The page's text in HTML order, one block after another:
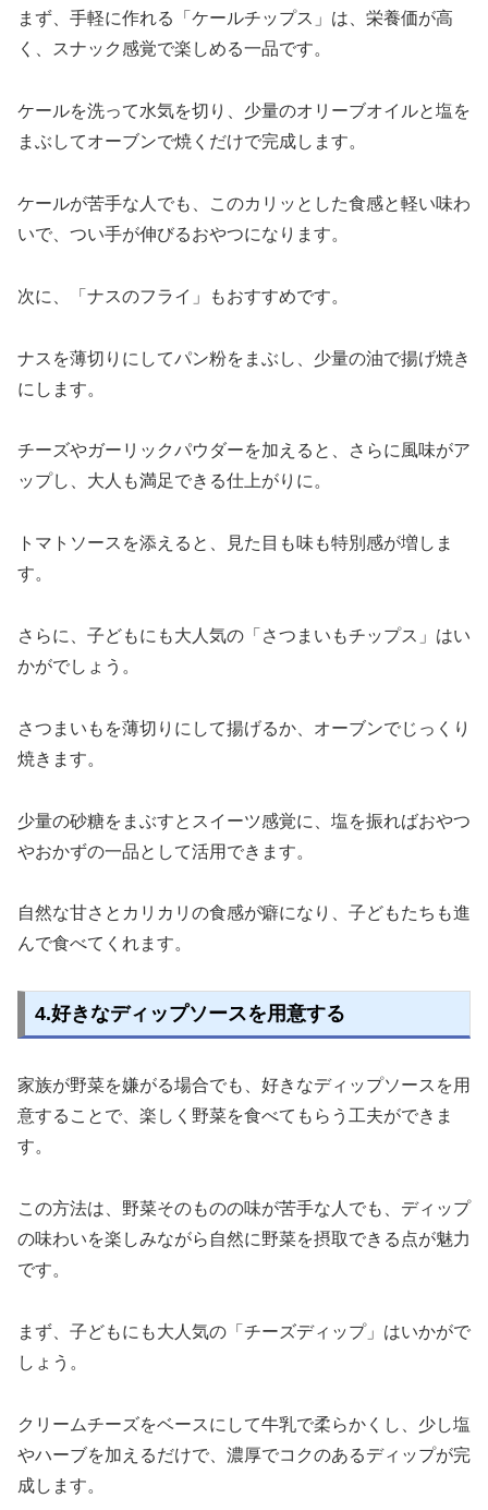
まず、手軽に作れる「ケールチップス」は、栄養価が高
く、スナック感覚で楽しめる一品です。
ケールを洗って水気を切り、少量のオリーブオイルと塩を
まぶしてオーブンで焼くだけで完成します。
ケールが苦手な人でも、このカリッとした食感と軽い味わ
いで、つい手が伸びるおやつになります。
次に、「ナスのフライ」もおすすめです。
ナスを薄切りにしてパン粉をまぶし、少量の油で揚げ焼き
にします。
チーズやガーリックパウダーを加えると、さらに風味がア
ップし、大人も満足できる仕上がりに。
トマトソースを添えると、見た目も味も特別感が増しま
す。
さらに、子どもにも大人気の「さつまいもチップス」はい
かがでしょう。
さつまいもを薄切りにして揚げるか、オーブンでじっくり
焼きます。
少量の砂糖をまぶすとスイーツ感覚に、塩を振ればおやつ
やおかずの一品として活用できます。
自然な甘さとカリカリの食感が癖になり、子どもたちも進
んで食べてくれます。
4.好きなディップソースを用意する
家族が野菜を嫌がる場合でも、好きなディップソースを用
意することで、楽しく野菜を食べてもらう工夫ができま
す。
この方法は、野菜そのものの味が苦手な人でも、ディップ
の味わいを楽しみながら自然に野菜を摂取できる点が魅力
です。
まず、子どもにも大人気の「チーズディップ」はいかがで
しょう。
クリームチーズをベースにして牛乳で柔らかくし、少し塩
やハーブを加えるだけで、濃厚でコクのあるディップが完
成します。